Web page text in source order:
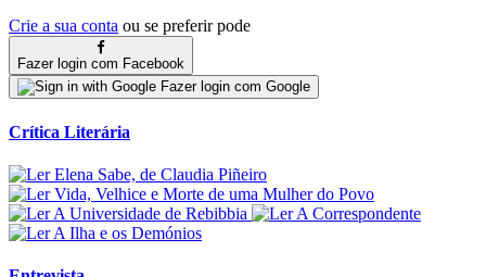
Crie a sua conta ou se preferir pode
Fazer login com Facebook
Fazer login com Google
Crítica Literária